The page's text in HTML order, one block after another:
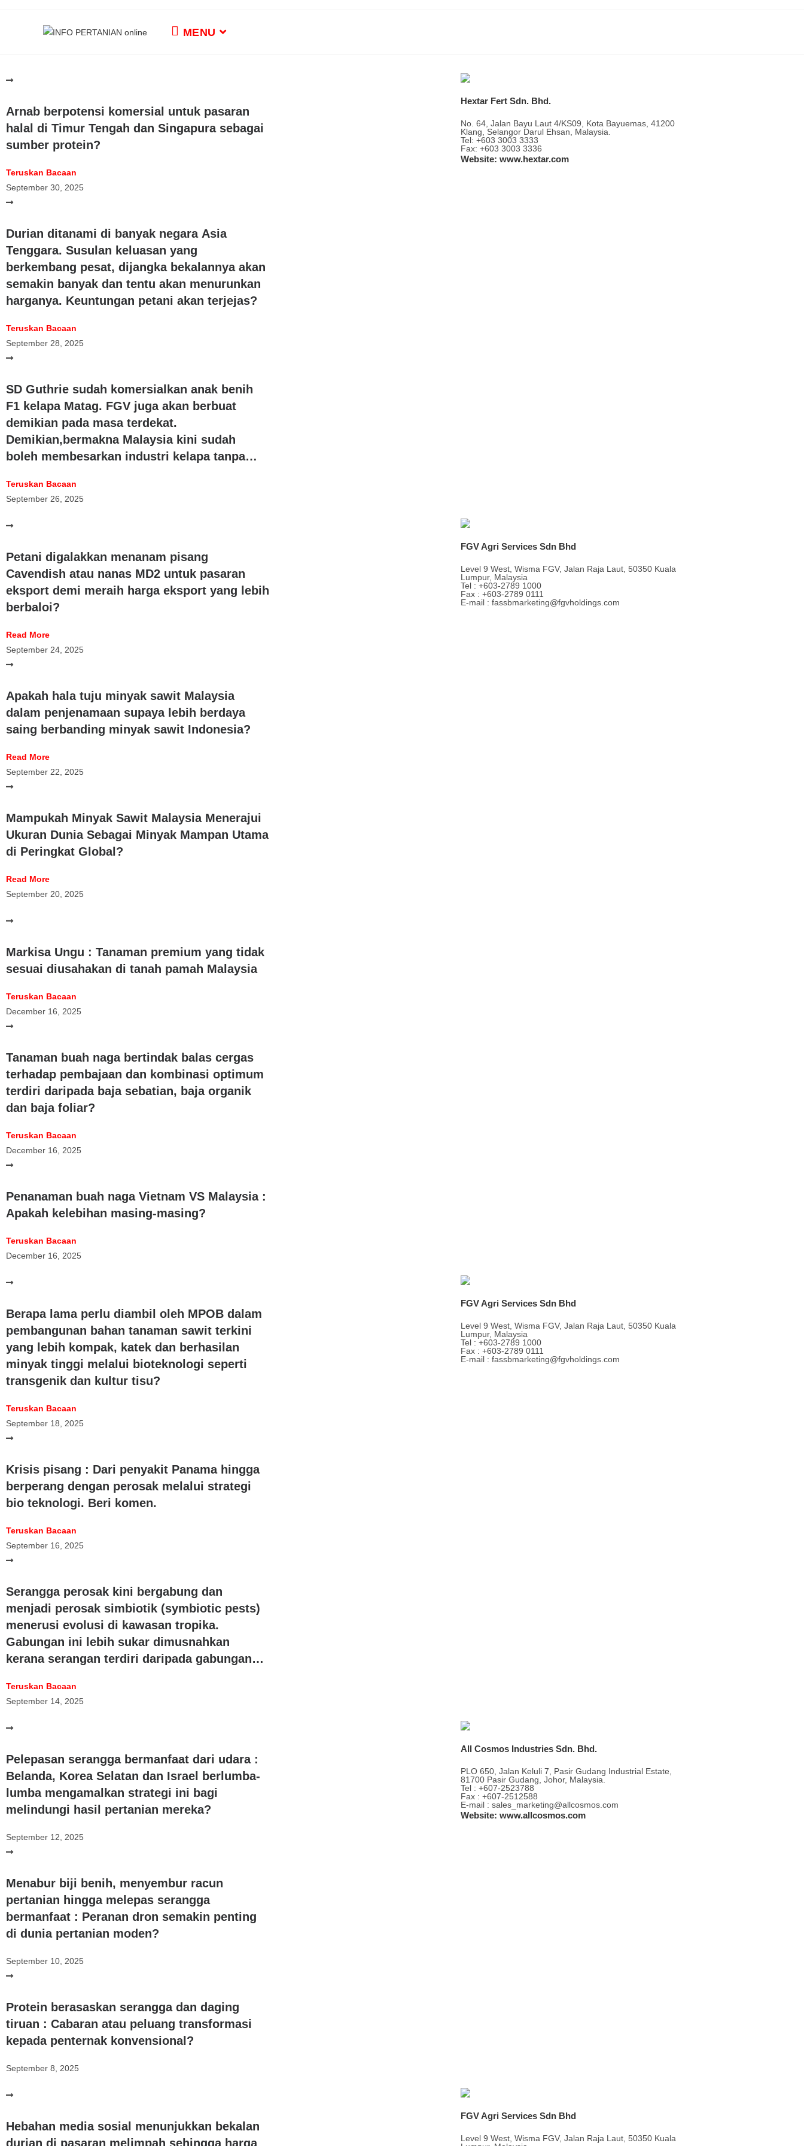
MENU
Arnab berpotensi komersial untuk pasaran
halal di Timur Tengah dan Singapura sebagai
sumber protein?
Teruskan Bacaan
September 30, 2025
Durian ditanami di banyak negara Asia
Tenggara. Susulan keluasan yang
berkembang pesat, dijangka bekalannya akan
semakin banyak dan tentu akan menurunkan
harganya. Keuntungan petani akan terjejas?
Teruskan Bacaan
September 28, 2025
SD Guthrie sudah komersialkan anak benih
F1 kelapa Matag. FGV juga akan berbuat
demikian pada masa terdekat.
Demikian,bermakna Malaysia kini sudah
boleh membesarkan industri kelapa tanpa
Teruskan Bacaan
September 26, 2025
Hextar Fert Sdn. Bhd.
No. 64, Jalan Bayu Laut 4/KS09, Kota Bayuemas, 41200
Klang, Selangor Darul Ehsan, Malaysia.
Tel: +603 3003 3333
Fax: +603 3003 3336
Website: www.hextar.com
Petani digalakkan menanam pisang
Cavendish atau nanas MD2 untuk pasaran
eksport demi meraih harga eksport yang lebih
berbaloi?
Read More
September 24, 2025
Apakah hala tuju minyak sawit Malaysia
dalam penjenamaan supaya lebih berdaya
saing berbanding minyak sawit Indonesia?
Read More
September 22, 2025
Mampukah Minyak Sawit Malaysia Menerajui
Ukuran Dunia Sebagai Minyak Mampan Utama
di Peringkat Global?
Read More
September 20, 2025
Markisa Ungu : Tanaman premium yang tidak
sesuai diusahakan di tanah pamah Malaysia
Teruskan Bacaan
December 16, 2025
Tanaman buah naga bertindak balas cergas
terhadap pembajaan dan kombinasi optimum
terdiri daripada baja sebatian, baja organik
dan baja foliar?
Teruskan Bacaan
December 16, 2025
Penanaman buah naga Vietnam VS Malaysia :
Apakah kelebihan masing-masing?
Teruskan Bacaan
December 16, 2025
FGV Agri Services Sdn Bhd
Level 9 West, Wisma FGV, Jalan Raja Laut, 50350 Kuala
Lumpur, Malaysia
Tel : +603-2789 1000
Fax : +603-2789 0111
E-mail : fassbmarketing@fgvholdings.com
Berapa lama perlu diambil oleh MPOB dalam
pembangunan bahan tanaman sawit terkini
yang lebih kompak, katek dan berhasilan
minyak tinggi melalui bioteknologi seperti
transgenik dan kultur tisu?
Teruskan Bacaan
September 18, 2025
Krisis pisang : Dari penyakit Panama hingga
berperang dengan perosak melalui strategi
bio teknologi. Beri komen.
Teruskan Bacaan
September 16, 2025
Serangga perosak kini bergabung dan
menjadi perosak simbiotik (symbiotic pests)
menerusi evolusi di kawasan tropika.
Gabungan ini lebih sukar dimusnahkan
kerana serangan terdiri daripada gabungan
Teruskan Bacaan
September 14, 2025
FGV Agri Services Sdn Bhd
Level 9 West, Wisma FGV, Jalan Raja Laut, 50350 Kuala
Lumpur, Malaysia
Tel : +603-2789 1000
Fax : +603-2789 0111
E-mail : fassbmarketing@fgvholdings.com
Pelepasan serangga bermanfaat dari udara :
Belanda, Korea Selatan dan Israel berlumba-
lumba mengamalkan strategi ini bagi
melindungi hasil pertanian mereka?
September 12, 2025
Menabur biji benih, menyembur racun
pertanian hingga melepas serangga
bermanfaat : Peranan dron semakin penting
di dunia pertanian moden?
September 10, 2025
Protein berasaskan serangga dan daging
tiruan : Cabaran atau peluang transformasi
kepada penternak konvensional?
September 8, 2025
All Cosmos Industries Sdn. Bhd.
PLO 650, Jalan Keluli 7, Pasir Gudang Industrial Estate,
81700 Pasir Gudang, Johor, Malaysia.
Tel : +607-2523788
Fax : +607-2512588
E-mail : sales_marketing@allcosmos.com
Website: www.allcosmos.com
Hebahan media sosial menunjukkan bekalan
durian di pasaran melimpah sehingga harga
FGV Agri Services Sdn Bhd
Level 9 West, Wisma FGV, Jalan Raja Laut, 50350 Kuala